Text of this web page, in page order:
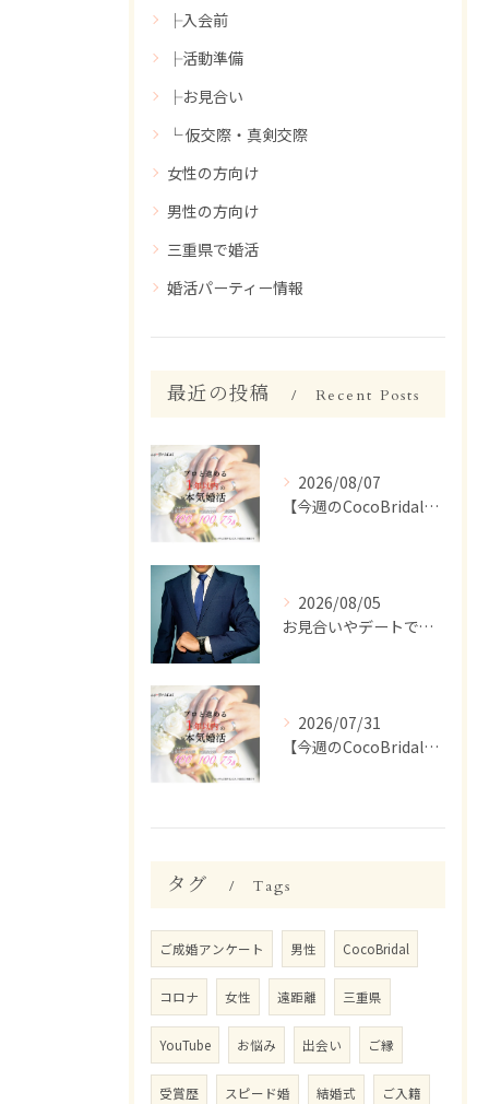
├入会前
├活動準備
├お見合い
└ 仮交際・真剣交際
女性の方向け
男性の方向け
三重県で婚活
婚活パーティー情報
最近の投稿 Recent Posts
2026/08/07
【今週のCocoBridal】8/1〜8/7 会員様 活動報告✨
2026/08/05
お見合いやデートで、ついつい話しすぎちゃう人いませんか？【婚活 男性 話しすぎ】
2026/07/31
【今週のCocoBridal】7/27〜7/31 会員様 活動報告✨
タグ Tags
ご成婚アンケート 男性 CocoBridal
コロナ 女性 遠距離 三重県
YouTube お悩み 出会い ご縁
受賞歴 スピード婚 結婚式 ご入籍